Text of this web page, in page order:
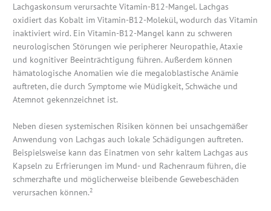
Lachgaskonsum verursachte Vitamin-B12-Mangel. Lachgas
oxidiert das Kobalt im Vitamin-B12-Molekül, wodurch das Vitamin
inaktiviert wird. Ein Vitamin-B12-Mangel kann zu schweren
neurologischen Störungen wie peripherer Neuropathie, Ataxie
und kognitiver Beeinträchtigung führen. Außerdem können
hämatologische Anomalien wie die megaloblastische Anämie
auftreten, die durch Symptome wie Müdigkeit, Schwäche und
Atemnot gekennzeichnet ist.
Neben diesen systemischen Risiken können bei unsachgemäßer
Anwendung von Lachgas auch lokale Schädigungen auftreten.
Beispielsweise kann das Einatmen von sehr kaltem Lachgas aus
Kapseln zu Erfrierungen im Mund- und Rachenraum führen, die
schmerzhafte und möglicherweise bleibende Gewebeschäden
verursachen können.2